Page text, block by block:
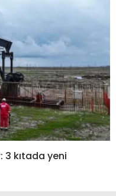
3 kıtada yeni